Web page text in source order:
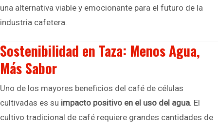
una alternativa viable y emocionante para el futuro de la
industria cafetera.
Sostenibilidad en Taza: Menos Agua,
Más Sabor
Uno de los mayores beneficios del café de células
cultivadas es su impacto positivo en el uso del agua. El
cultivo tradicional de café requiere grandes cantidades de